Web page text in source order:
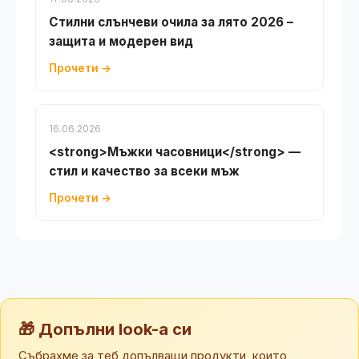
Стилни слънчеви очила за лято 2026 –
защита и модерен вид
Прочети →
16.06.2026
<strong>Мъжки часовници</strong> —
стил и качество за всеки мъж
Прочети →
🎁 Допълни look-а си
Събрахме за теб допълващи продукти, които